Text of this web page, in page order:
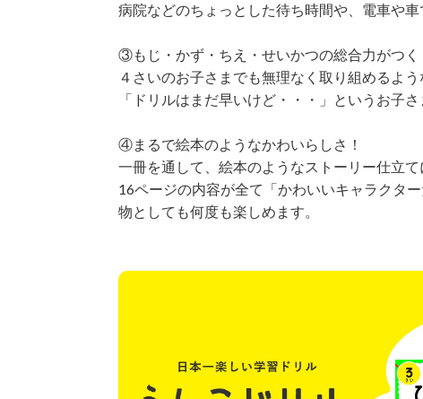
病院などのちょっとした待ち時間や、電車や車
③もじ・かず・ちえ・せいかつの総合力がつく
４さいのお子さまでも無理なく取り組めるよ
「ドリルはまだ早いけど・・・」というお子
④まるで絵本のようなかわいらしさ！
一冊を通して、絵本のようなストーリー仕立て
16ページの内容が全て「かわいいキャラクタ
物としても何度も楽しめます。